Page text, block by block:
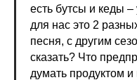
есть бутсы и кеды –
для нас это 2
песня, с другим
сказать? Что
думать продуктом